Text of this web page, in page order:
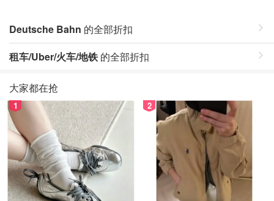
Deutsche Bahn 的全部折扣
租车/Uber/火车/地铁的全部折扣
大家都在抢
1 2